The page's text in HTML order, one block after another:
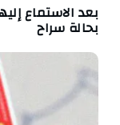
بعد الاستماع
بحالة سراح